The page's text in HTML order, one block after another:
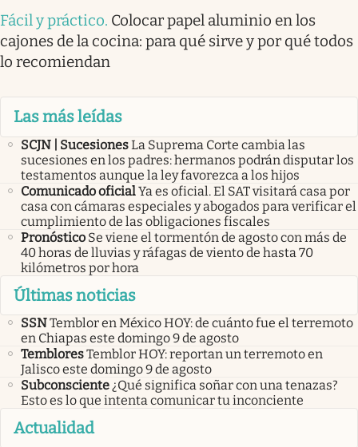
Fácil y práctico. Colocar papel aluminio en los
cajones de la cocina: para qué sirve y por qué todos
lo recomiendan
Las más leídas
SCJN | SucesionesLa Suprema Corte cambia las
sucesiones en los padres: hermanos podrán disputar los
testamentos aunque la ley favorezca a los hijos
Comunicado oficialYa es oficial. El SAT visitará casa por
casa con cámaras especiales y abogados para verificar el
cumplimiento de las obligaciones fiscales
Pronóstico Se viene el tormentón de agosto con más de
40 horas de lluvias y ráfagas de viento de hasta 70
kilómetros por hora
Últimas noticias
SSNTemblor en México HOY: de cuánto fue el terremoto
en Chiapas este domingo 9 de agosto
TembloresTemblor HOY: reportan un terremoto en
Jalisco este domingo 9 de agosto
Subconsciente¿Qué significa soñar con una tenazas?
Esto es lo que intenta comunicar tu inconciente
Actualidad